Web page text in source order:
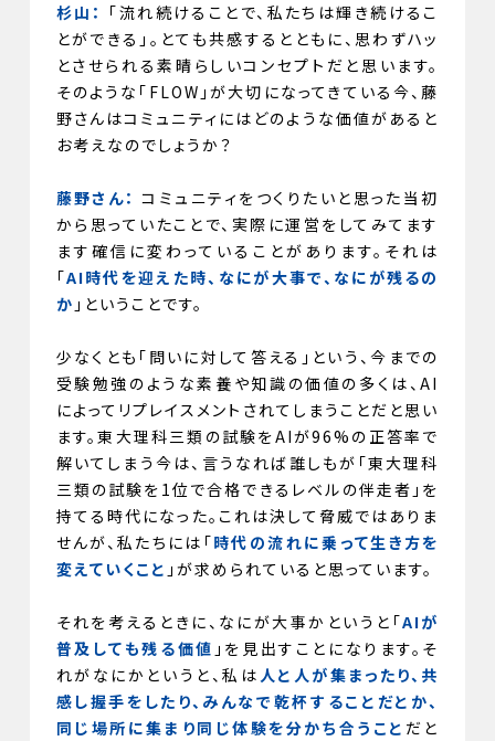
杉山： 「流れ続けることで、私たちは輝き続けるこ
とができる」。とても共感するとともに、思わずハッ
とさせられる素晴らしいコンセプトだと思います。
そのような「FLOW」が大切になってきている今、藤
野さんはコミュニティにはどのような価値があると
お考えなのでしょうか？
藤野さん： コミュニティをつくりたいと思った当初
から思っていたことで、実際に運営をしてみてます
ます確信に変わっていることがあります。それは
「AI時代を迎えた時、なにが大事で、なにが残るの
か 」ということです。
少なくとも「問いに対して答える」という、今までの
受験勉強のような素養や知識の価値の多くは、AI
によってリプレイスメントされてしまうことだと思い
ます。東大理科三類の試験をAIが96%の正答率で
解いてしまう今は、言うなれば誰しもが「東大理科
三類の試験を1位で合格できるレベルの伴走者」を
持てる時代になった。これは決して脅威ではありま
せんが、私たちには「時代の流れに乗って生き方を
変えていくこと 」が求められていると思っています。
それを考えるときに、なにが大事かというと「AIが
普及しても残る価値 」を見出すことになります。そ
れがなにかというと、私は人と人が集まったり、共
感し握手をしたり、みんなで乾杯することだとか、
同じ場所に集まり同じ体験を分かち合うこと だと